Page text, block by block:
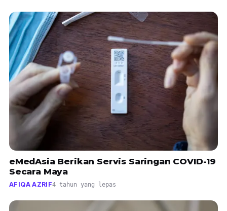
eMedAsia Berikan Servis Saringan COVID-19
Secara Maya
AFIQA AZRIF4 tahun yang lepas